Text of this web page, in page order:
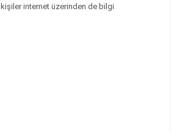
internet üzerinden de bilgi